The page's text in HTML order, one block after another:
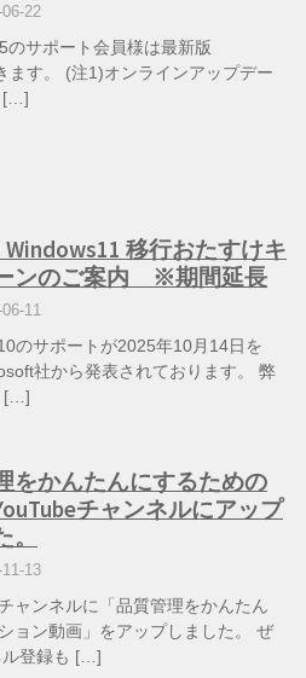
22
のサポート会員様は最新版
ます。 (注1)オンラインアップデー
[…]
Windows11 移行おたすけキ
ンのご案内 ※期間延長
11
のサポートが2025年10月14日を
社から発表されております。 弊
[…]
をかんたんにするための
チャンネルにアップ
13
ャンネルに「品質管理をかんたん
ョン動画」をアップしました。 ぜ
ル登録も […]